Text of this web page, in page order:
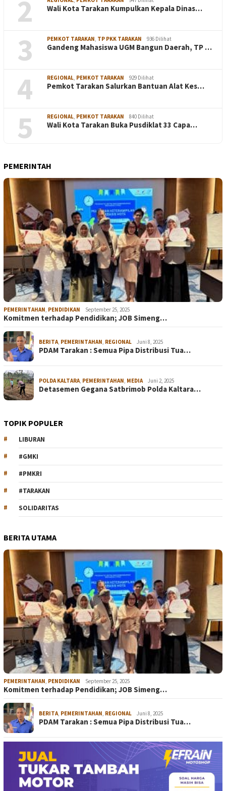
2 Wali Kota Tarakan Kumpulkan Kepala Dinas…
3 PEMKOT TARAKAN, TP PKK TARAKAN 936 Dilihat
Gandeng Mahasiswa UGM Bangun Daerah, TP …
4 REGIONAL, PEMKOT TARAKAN 929 Dilihat
Pemkot Tarakan Salurkan Bantuan Alat Kes…
5 REGIONAL, PEMKOT TARAKAN 840 Dilihat
Wali Kota Tarakan Buka Pusdiklat 33 Capa…
PEMERINTAH
PEMERINTAHAN, PENDIDIKAN September 25, 2025
Komitmen terhadap Pendidikan; JOB Simeng…
BERITA, PEMERINTAHAN, REGIONAL Juni 8, 2025
PDAM Tarakan : Semua Pipa Distribusi Tua…
POLDA KALTARA, PEMERINTAHAN, MEDIA Juni 2, 2025
Detasemen Gegana Satbrimob Polda Kaltara…
TOPIK POPULER
LIBURAN
#GMKI
#PMKRI
#TARAKAN
SOLIDARITAS
BERITA UTAMA
PEMERINTAHAN, PENDIDIKAN September 25, 2025
Komitmen terhadap Pendidikan; JOB Simeng…
BERITA, PEMERINTAHAN, REGIONAL Juni 8, 2025
PDAM Tarakan : Semua Pipa Distribusi Tua…